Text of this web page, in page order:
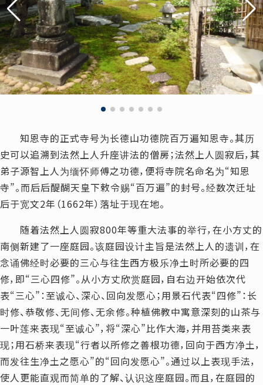
知恩寺的正式寺号为长德山功德院百万遍知恩寺。其历
史可以追溯到法然上人升座讲法的僧房；法然上人圆寂后，其
弟子源智上人为缅怀师傅之功德，便将寺院名命名为“知恩
寺”。而后后醍醐天皇下敕令赐“百万遍”的封号。经数次迁址
后于宽文2年（1662年）落址于现在地。
随着法然上人圆寂800年等重大法事的举行，在小方丈的
南侧新建了一座庭园。该庭园设计主旨是法然上人的遗训，在
念诵佛经时必要的三心与往生西方极乐净土时所必要的四
修，即“三心四修”。从小方丈欣赏庭园，自右边开始依次代
表“三心”：至诚心、深心、回向发愿心；用景石代表“四修”：长
时修、恭敬修、无间修、无余修。种植佛教中寓意深刻的山茶与
一叶莲来表现“至诚心”，将“深心”比作大海，并用苔类来表
现；用石桥来表现“行者以所修之善根功德，回向于西方净土，
而发往生净土之愿心”的“回向发愿心”。通过以上表现手法，
使人更能直观而简单的了解、认识这座庭园。而且，在庭园的